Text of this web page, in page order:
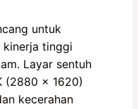
untuk
kinerja tinggi
Layar sentuh
(2880 x 1620)
kecerahan